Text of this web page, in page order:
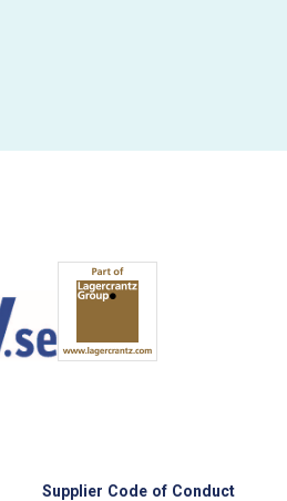
Supplier Code of Conduct